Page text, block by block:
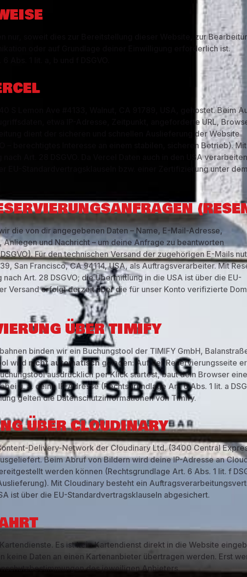
nur, soweit dies zur Bereitstellung dieser Website, zur
oder auf Grundlage deiner Einwilligung erforderlich ist.
Abs. 1 lit. a, b und f DSGVO.
S Lemon Ave #4133, Walnut, CA 91789, USA, gehostet. Beim
etwa IP-Adresse, Zeitpunkt, angeforderte URL,
dient der sicheren und schnellen Auslieferung der Website
– berechtigtes Interesse an einem stabilen, sicheren Betrieb). Mit
Art. 28 DSGVO. Da Vercel Daten auch in den USA verarbeiten
EU-Standardvertragsklauseln bzw. einer Zertifizierung unter dem
die von dir angegebenen Daten – Name, E-Mail-Adresse,
und Nachricht – um deine Anfrage zu beantworten
Für den technischen Versand der zugehörigen E-Mails
San Francisco, CA 94114, USA, als Auftragsverarbeiter. Mit
Art. 28 DSGVO; die Übermittlung in die USA ist über die EU-
Versand erfolgt derzeit über die für unser Konto verifizierte
ÜBER TIMIFY
binden wir ein Buchungstool der TIMIFY GmbH,
wird nicht automatisch geladen: Auf der Reservierungsseite
ausdrücklich per Klick startest, baut dein Browser eine
u. a. deine IP-Adresse (Rechtsgrundlage Art. 6 Abs. 1 lit. a
gelten die Datenschutzinformationen von Timify.
ÜBER CLOUDINARY
Delivery-Network der Cloudinary Ltd. (3400 Central
Beim Abruf von Bildern wird deine IP-Adresse an
werden können (Rechtsgrundlage Art. 6 Abs. 1 lit. f
Mit Cloudinary besteht ein
ist über die EU-Standardvertragsklauseln abgesichert.
Es ist keinKartendienst direkt in die Website
keine Daten an einen Kartenanbieter übertragen werden. Erst
des jeweiligen Anbieters.